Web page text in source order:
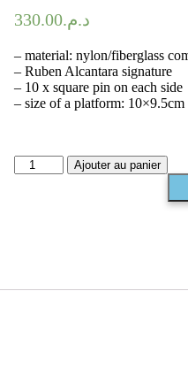
د.م.330.00
– material: nylon/fiberglass
– Ruben Alcantara signature
– 10 x square pin on each side
– size of a platform: 10×9.5cm
Ajouter au panier